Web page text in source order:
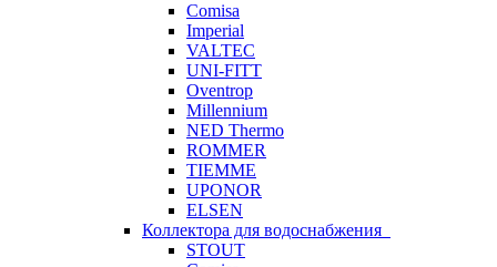
Comisa
Imperial
VALTEC
UNI-FITT
Oventrop
Millennium
NED Thermo
ROMMER
TIEMME
UPONOR
ELSEN
Коллектора для водоснабжения
STOUT